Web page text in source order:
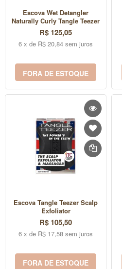
Escova Wet Detangler
Naturally Curly Tangle Teezer
R$ 125,05
6 x de R$ 20,84 sem juros
FORA DE ESTOQUE
Escova Tangle Teezer Scalp
Exfoliator
R$ 105,50
6 x de R$ 17,58 sem juros
FORA DE ESTOQUE